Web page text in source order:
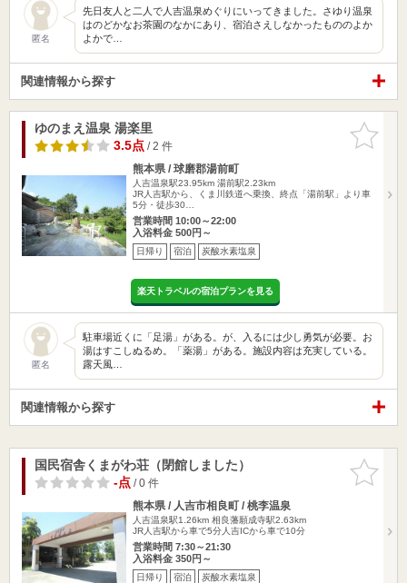
匿名
先日友人と二人で人吉温泉めぐりにいってきました。さゆり温泉
はのどかなお茶園のなかにあり、宿泊さえしなかったもののよか
よかで…
関連情報から探す
お気に入
りに追加
ゆのまえ温泉 湯楽里
3.5点/ 2 件
熊本県 / 球磨郡湯前町
人吉温泉駅23.95km 湯前駅2.23km
JR人吉駅から、くま川鉄道へ乗換、終点「湯前駅」より車
5分・徒歩30…
営業時間 10:00～22:00
入浴料金 500円～
日帰り 宿泊 炭酸水素塩泉
楽天トラベルの宿泊プランを見る
匿名
駐車場近くに「足湯」がある。が、入るには少し勇気が必要。お
湯はすこしぬるめ。「薬湯」がある。施設内容は充実している。
露天風…
関連情報から探す
お気に入
りに追加
国民宿舎くまがわ荘（閉館しました）
-点/ 0 件
熊本県 / 人吉市相良町 / 桃李温泉
人吉温泉駅1.26km 相良藩願成寺駅2.63km
JR人吉駅から車で5分人吉ICから車で10分
営業時間 7:30～21:30
入浴料金 350円～
日帰り 宿泊 炭酸水素塩泉